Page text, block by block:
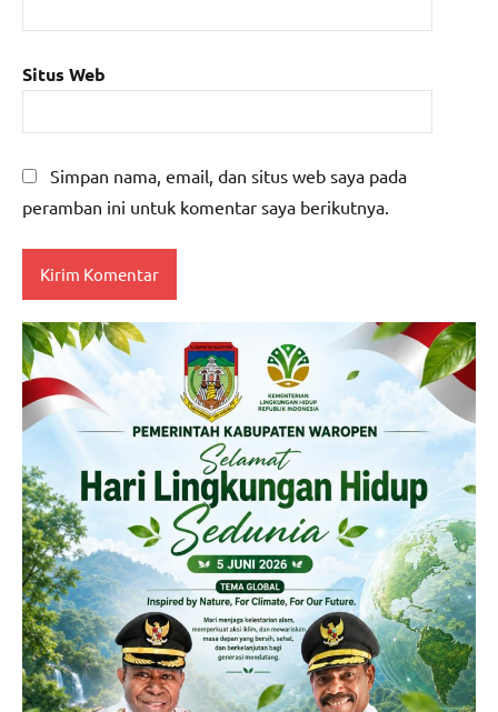
Situs Web
Simpan nama, email, dan situs web saya pada
peramban ini untuk komentar saya berikutnya.